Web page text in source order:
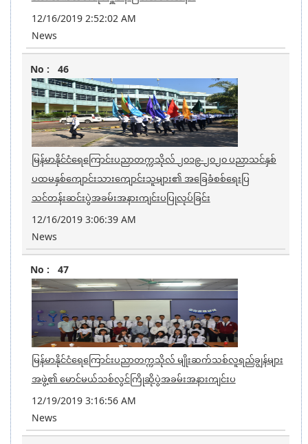
12/16/2019 2:52:02 AM
News
46
မြန်မာနိုင်ငံရေကြောင်းပညာတက္ကသိုလ် ၂၀၁၉-၂၀၂၀ ပညာသင်နှစ်
ပထမနှစ်ကျောင်းသားကျောင်းသူများ၏ အခြေခံစစ်ရေးပြ
သင်တန်းဆင်းပွဲအခမ်းအနားကျင်းပပြုလုပ်ခြင်း
12/16/2019 3:06:39 AM
News
47
မြန်မာနိုင်ငံရေကြောင်းပညာတက္ကသိုလ် မျိုးဆက်သစ်လူရည်ချွန်များ
အဖွဲ့၏ မောင်မယ်သစ်လွင်ကြိုဆိုပွဲအခမ်းအနားကျင်းပ
12/19/2019 3:16:56 AM
News